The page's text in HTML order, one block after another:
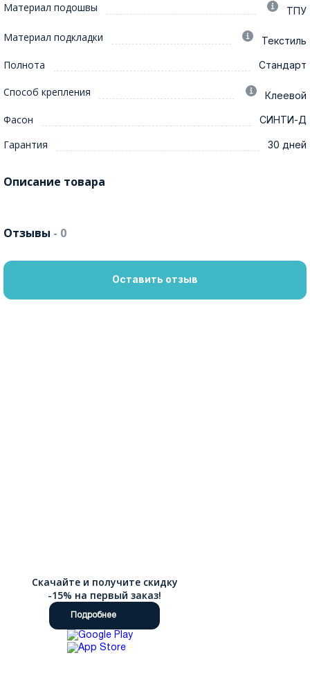
Материал подошвы ТПУ
Материал подкладки Текстиль
Полнота Стандарт
Способ крепления Клеевой
Фасон СИНТИ-Д
Гарантия 30 дней
Описание товара
Отзывы - 0
Оставить отзыв
Скачайте и получите скидку
-15% на первый заказ!
Подробнее